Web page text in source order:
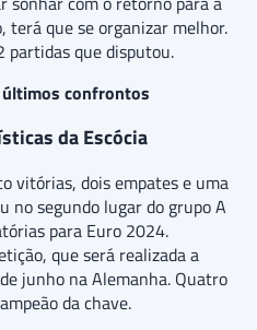
terá que se organizar melhor.
partidas que disputou.
confrontos
da Escócia
vitórias, dois empates e uma
no segundo lugar do grupo A
para Euro 2024.
que será realizada a
junho na Alemanha. Quatro
da chave.